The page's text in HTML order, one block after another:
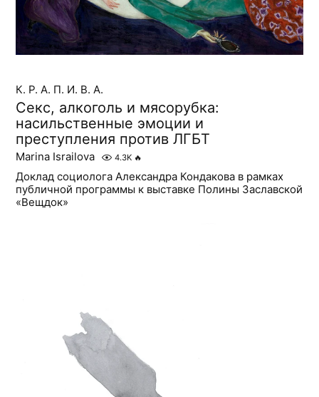
К. Р. А. П. И. В. А.
Секс, алкоголь и мясорубка:
насильственные эмоции и
преступления против ЛГБТ
Marina Israilova 4.3K 🔥
Доклад социолога Александра Кондакова в рамках
публичной программы к выставке Полины Заславской
«Вещдок»